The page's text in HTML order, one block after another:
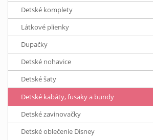
Detské komplety
Látkové plienky
Dupačky
Detské nohavice
Detské šaty
Detské kabáty, fusaky a bundy
Detské zavinovačky
Detské oblečenie Disney